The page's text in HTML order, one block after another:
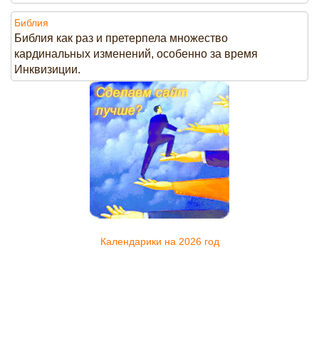
Библия
Библия как раз и претерпела множество
кардинальных изменений, особенно за время
Инквизиции.
Календарики на 2026 год